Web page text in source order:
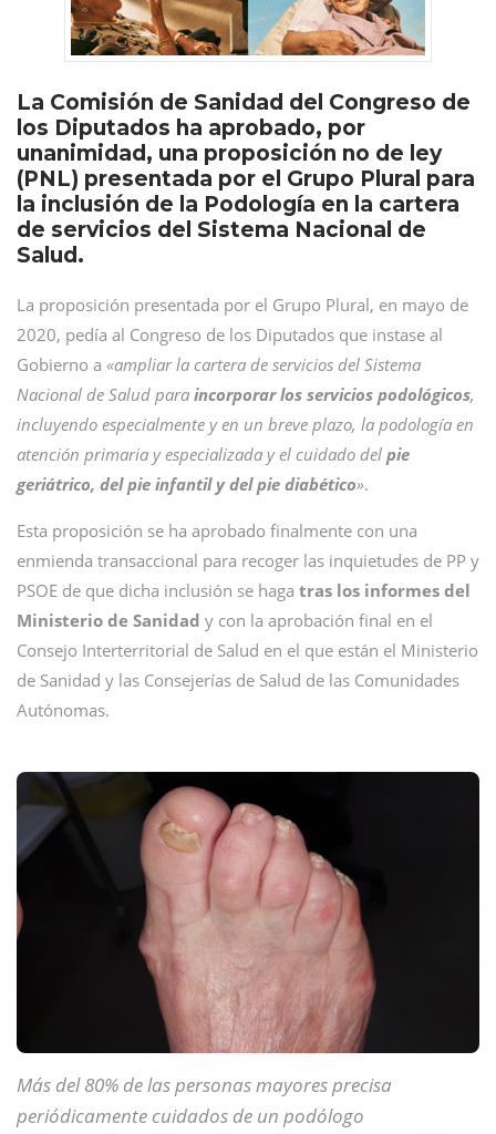
La Comisión de Sanidad del Congreso de
los Diputados ha aprobado, por
unanimidad, una proposición no de ley
(PNL) presentada por el Grupo Plural para
la inclusión de la Podología en la cartera
de servicios del Sistema Nacional de
Salud.
La proposición presentada por el Grupo Plural, en mayo de
2020, pedía al Congreso de los Diputados que instase al
Gobierno a «ampliar la cartera de servicios del Sistema
Nacional de Salud para incorporar los servicios podológicos,
incluyendo especialmente y en un breve plazo, la podología en
atención primaria y especializada y el cuidado del pie
geriátrico, del pie infantil y del pie diabético».
Esta proposición se ha aprobado finalmente con una
enmienda transaccional para recoger las inquietudes de PP y
PSOE de que dicha inclusión se haga tras los informes del
Ministerio de Sanidad y con la aprobación final en el
Consejo Interterritorial de Salud en el que están el Ministerio
de Sanidad y las Consejerías de Salud de las Comunidades
Autónomas.
Más del 80% de las personas mayores precisa
periódicamente cuidados de un podólogo